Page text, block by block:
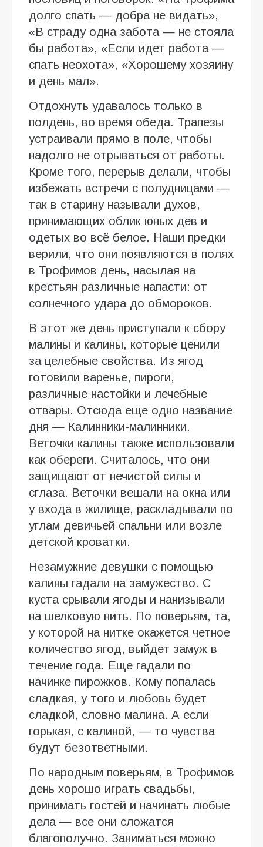
долго спать — добра не видать»,
«В страду одна забота — не стояла
бы работа», «Если идет работа —
спать неохота», «Хорошему хозяину
и день мал».
Отдохнуть удавалось только в
полдень, во время обеда. Трапезы
устраивали прямо в поле, чтобы
надолго не отрываться от работы.
Кроме того, перерыв делали, чтобы
избежать встречи с полудницами —
так в старину называли духов,
принимающих облик юных дев и
одетых во всё белое. Наши предки
верили, что они появляются в полях
в Трофимов день, насылая на
крестьян различные напасти: от
солнечного удара до обмороков.
В этот же день приступали к сбору
малины и калины, которые ценили
за целебные свойства. Из ягод
готовили варенье, пироги,
различные настойки и лечебные
отвары. Отсюда еще одно название
дня — Калинники-малинники.
Веточки калины также использовали
как обереги. Считалось, что они
защищают от нечистой силы и
сглаза. Веточки вешали на окна или
у входа в жилище, раскладывали по
углам девичьей спальни или возле
детской кроватки.
Незамужние девушки с помощью
калины гадали на замужество. С
куста срывали ягоды и нанизывали
на шелковую нить. По поверьям, та,
у которой на нитке окажется четное
количество ягод, выйдет замуж в
течение года. Еще гадали по
начинке пирожков. Кому попалась
сладкая, у того и любовь будет
сладкой, словно малина. А если
горькая, с калиной, — то чувства
будут безответными.
По народным поверьям, в Трофимов
день хорошо играть свадьбы,
принимать гостей и начинать любые
дела — все они сложатся
благополучно. Заниматься можно